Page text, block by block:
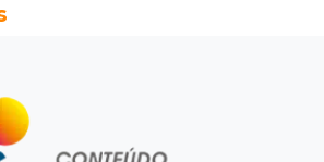
salvou fazenda com diques
Lívia
por falha na proteção
morte de adolescente